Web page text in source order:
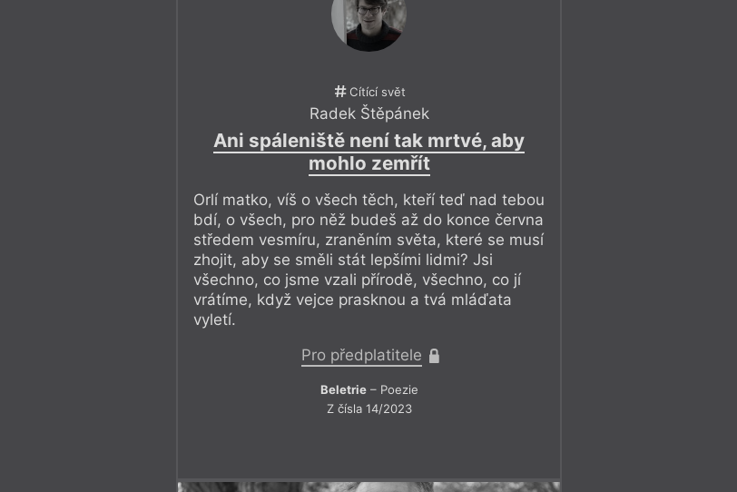
Cítící svět
Radek Štěpánek
Ani spáleniště není tak mrtvé, aby
mohlo zemřít
Orlí matko, víš o všech těch, kteří teď nad tebou
bdí, o všech, pro něž budeš až do konce června
středem vesmíru, zraněním světa, které se musí
zhojit, aby se směli stát lepšími lidmi? Jsi
všechno, co jsme vzali přírodě, všechno, co jí
vrátíme, když vejce prasknou a tvá mláďata
vyletí.
Pro předplatitele
Beletrie– Poezie
Z čísla 14/2023